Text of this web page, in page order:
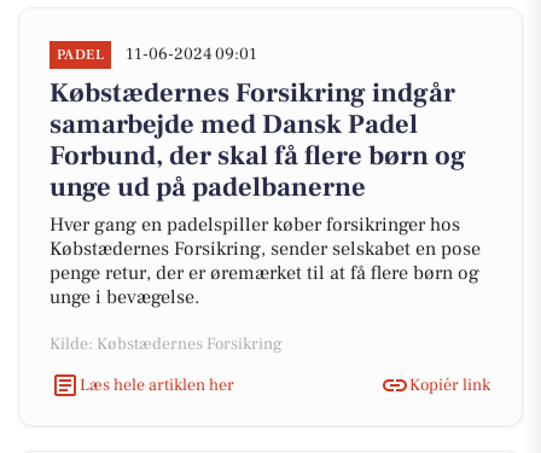
PADEL 11-06-2024 09:01
Købstædernes Forsikring indgår
samarbejde med Dansk Padel
Forbund, der skal få flere børn og
unge ud på padelbanerne
Hver gang en padelspiller køber forsikringer hos
Købstædernes Forsikring, sender selskabet en pose
penge retur, der er øremærket til at få flere børn og
unge i bevægelse.
Kilde: Købstædernes Forsikring
Læs hele artiklen her
Kopiér link